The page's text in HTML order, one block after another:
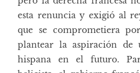
esta renuncia y exigió al
que se comprometiera
plantear la aspiración de
hispana en el futuro.